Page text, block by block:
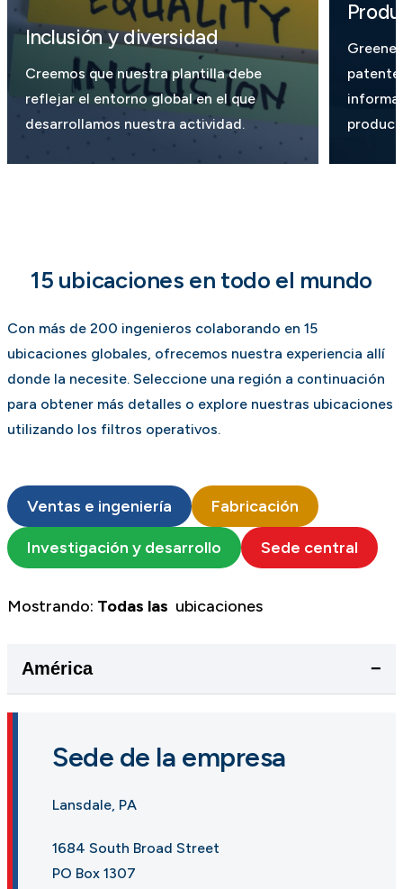
Inclusión y diversidad
Creemos que nuestra plantilla debe
reflejar el entorno global en el que
desarrollamos nuestra actividad.
Greene
15 ubicaciones en todo el mundo
Con más de 200 ingenieros colaborando en 15
ubicaciones globales, ofrecemos nuestra experiencia allí
donde la necesite. Seleccione una región a continuación
para obtener más detalles o explore nuestras ubicaciones
utilizando los filtros operativos.
Ventas e ingeniería Fabricación
Investigación y desarrollo Sede central
Mostrando: Todas las ubicaciones
América −
Sede de la empresa
Lansdale, PA
1684 South Broad Street
PO Box 1307